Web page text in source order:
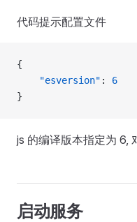
代码提示配置文件
{
    "esversion"
: 6
}
js 的编译版本指定为 6,
启动服务